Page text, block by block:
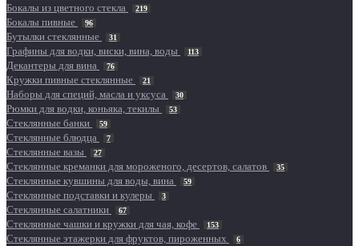
Бокалы из цветного стекла 219
Бокалы пивные 96
Бутылки стеклянные 31
Графины для водки, виски, вина, воды 113
Декантеры для вина 76
Кружки пивные стеклянные 21
Наборы для специй, масла и уксуса 30
Рюмки для водки, коньяка, текилы 53
Стеклянные банки 59
Стеклянные блюдца 7
Стеклянные вазы 27
Стеклянные креманки для мороженого, десертов, салатов 35
Стеклянные кувшины для воды, вина 59
Стеклянные подставки и кулеры 3
Стеклянные салатники 67
Стеклянные чашки и кружки для чая, кофе 153
Стеклянные этажерки для фруктов, пироженных 6